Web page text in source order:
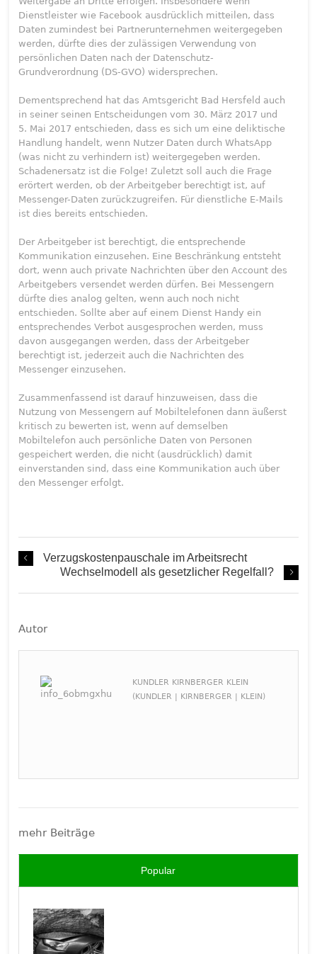
Dienstleister wie Facebook ausdrücklich mitteilen, dass
Daten zumindest bei Partnerunternehmen weitergegeben
werden, dürfte dies der zulässigen Verwendung von
persönlichen Daten nach der Datenschutz-
Grundverordnung (DS-GVO) widersprechen.
Dementsprechend hat das Amtsgericht Bad Hersfeld auch
in seiner seinen Entscheidungen vom 30. März 2017 und
5. Mai 2017 entschieden, dass es sich um eine deliktische
Handlung handelt, wenn Nutzer Daten durch WhatsApp
(was nicht zu verhindern ist) weitergegeben werden.
Schadenersatz ist die Folge! Zuletzt soll auch die Frage
erörtert werden, ob der Arbeitgeber berechtigt ist, auf
Messenger-Daten zurückzugreifen. Für dienstliche E-Mails
ist dies bereits entschieden.
Der Arbeitgeber ist berechtigt, die entsprechende
Kommunikation einzusehen. Eine Beschränkung entsteht
dort, wenn auch private Nachrichten über den Account des
Arbeitgebers versendet werden dürfen. Bei Messengern
dürfte dies analog gelten, wenn auch noch nicht
entschieden. Sollte aber auf einem Dienst Handy ein
entsprechendes Verbot ausgesprochen werden, muss
davon ausgegangen werden, dass der Arbeitgeber
berechtigt ist, jederzeit auch die Nachrichten des
Messenger einzusehen.
Zusammenfassend ist darauf hinzuweisen, dass die
Nutzung von Messengern auf Mobiltelefonen dann äußerst
kritisch zu bewerten ist, wenn auf demselben
Mobiltelefon auch persönliche Daten von Personen
gespeichert werden, die nicht (ausdrücklich) damit
einverstanden sind, dass eine Kommunikation auch über
den Messenger erfolgt.
Verzugskostenpauschale im Arbeitsrecht
​Wechselmodell als gesetzlicher Regelfall?
Autor
KUNDLER KIRNBERGER KLEIN
(KUNDLER | KIRNBERGER | KLEIN)
mehr Beiträge
Popular